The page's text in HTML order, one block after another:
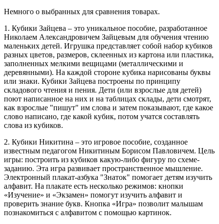
Немного о выбранных для сравнения товарах.
1. Кубики Зайцева – это уникальное пособие, разработанное
Николаем Александровичем Зайцевым для обучения чтению
маленьких детей. Игрушка представляет собой набор кубиков
разных цветов, размеров, склеенных из картона или пластика,
заполненных мелкими вещицами (металлическими и
деревянными). На каждой стороне кубика нарисованы буквы
или знаки. Кубики Зайцева построены по принципу
складового чтения и пения. Дети (или взрослые для детей)
поют написанное на них и на таблицах склады, дети смотрят,
как взрослые "пишут" им слова и затем показывают, где какое
слово написано, где какой кубик, потом учатся составлять
слова из кубиков.
2. Кубики Никитина – это игровое пособие, созданное
известным педагогом Никитиным Борисом Павловичем. Цель
игры: построить из кубиков какую-либо фигуру по схеме-
заданию. Эта игра развивает пространственное мышление.
Электронный плакат-азбука "Знаток" помогает детям изучить
алфавит. На плакате есть несколько режимов: кнопки
«Изучение» и «Экзамен» помогут изучить алфавит и
проверить знание букв. Кнопка «Игра» позволит малышам
познакомиться с алфавитом с помощью картинок.